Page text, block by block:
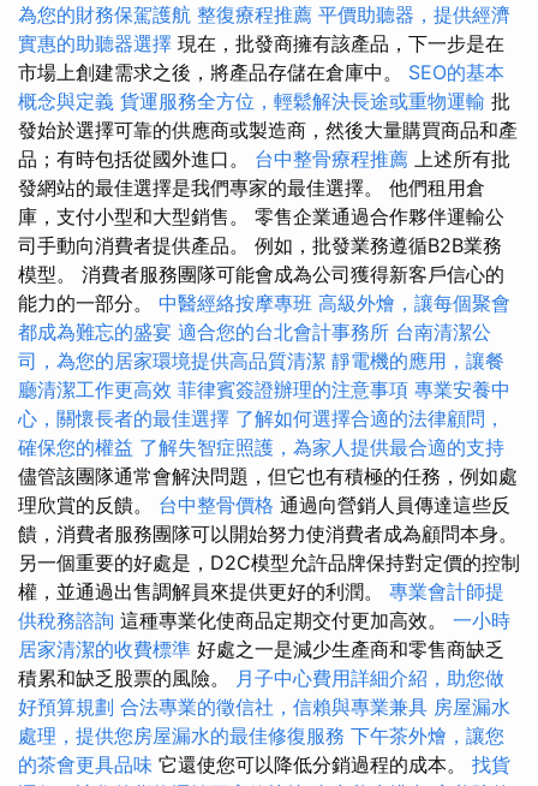
為您的財務保駕護航 整復療程推薦 平價助聽器，提供經濟
實惠的助聽器選擇 現在，批發商擁有該產品，下一步是在
市場上創建需求之後，將產品存儲在倉庫中。 SEO的基本
概念與定義 貨運服務全方位，輕鬆解決長途或重物運輸 批
發始於選擇可靠的供應商或製造商，然後大量購買商品和產
品；有時包括從國外進口。 台中整骨療程推薦 上述所有批
發網站的最佳選擇是我們專家的最佳選擇。 他們租用倉
庫，支付小型和大型銷售。 零售企業通過合作夥伴運輸公
司手動向消費者提供產品。 例如，批發業務遵循B2B業務
模型。 消費者服務團隊可能會成為公司獲得新客戶信心的
能力的一部分。 中醫經絡按摩專班 高級外燴，讓每個聚會
都成為難忘的盛宴 適合您的台北會計事務所 台南清潔公
司，為您的居家環境提供高品質清潔 靜電機的應用，讓餐
廳清潔工作更高效 菲律賓簽證辦理的注意事項 專業安養中
心，關懷長者的最佳選擇 了解如何選擇合適的法律顧問，
確保您的權益 了解失智症照護，為家人提供最合適的支持
儘管該團隊通常會解決問題，但它也有積極的任務，例如處
理欣賞的反饋。 台中整骨價格 通過向營銷人員傳達這些反
饋，消費者服務團隊可以開始努力使消費者成為顧問本身。
另一個重要的好處是，D2C模型允許品牌保持對定價的控制
權，並通過出售調解員來提供更好的利潤。 專業會計師提
供稅務諮詢 這種專業化使商品定期交付更加高效。 一小時
居家清潔的收費標準 好處之一是減少生產商和零售商缺乏
積累和缺乏股票的風險。
月子中心費用詳細介紹，助您做
好預算規劃 合法專業的徵信社，信賴與專業兼具 房屋漏水
處理，提供您房屋漏水的最佳修復服務 下午茶外燴，讓您
的茶會更具品味 它還使您可以降低分銷過程的成本。 找貨